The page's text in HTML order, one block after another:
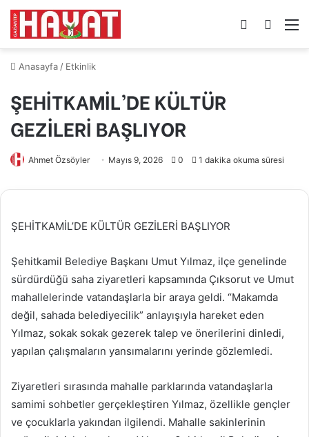
Arama
Kayıt
Anasayfa/ Etkinlik
ŞEHİTKAMİL’DE KÜLTÜR
GEZİLERİ BAŞLIYOR
Ahmet Özsöyler Mayıs 9, 2026 0 1 dakika okuma süresi
ŞEHİTKAMİL’DE KÜLTÜR GEZİLERİ BAŞLIYOR
Şehitkamil Belediye Başkanı Umut Yılmaz, ilçe genelinde
sürdürdüğü saha ziyaretleri kapsamında Çıksorut ve Umut
mahallelerinde vatandaşlarla bir araya geldi. “Makamda
değil, sahada belediyecilik” anlayışıyla hareket eden
Yılmaz, sokak sokak gezerek talep ve önerilerini dinledi,
yapılan çalışmaların yansımalarını yerinde gözlemledi.
Ziyaretleri sırasında mahalle parklarında vatandaşlarla
samimi sohbetler gerçekleştiren Yılmaz, özellikle gençler
ve çocuklarla yakından ilgilendi. Mahalle sakinlerinin